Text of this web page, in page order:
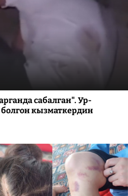
сабалган". Ур-
кызматкердин